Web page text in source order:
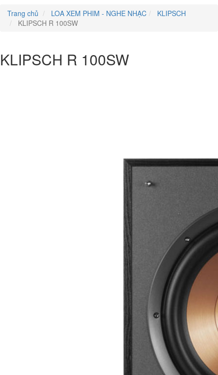
Trang chủ
LOA XEM PHIM - NGHE NHẠC
KLIPSCH
KLIPSCH R 100SW
KLIPSCH R 100SW